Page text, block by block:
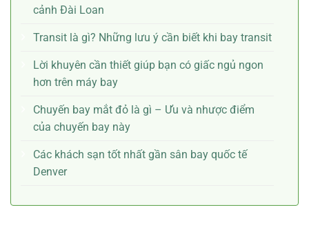
cảnh Đài Loan
Transit là gì? Những lưu ý cần biết khi bay transit
Lời khuyên cần thiết giúp bạn có giấc ngủ ngon
hơn trên máy bay
Chuyến bay mắt đỏ là gì – Ưu và nhược điểm
của chuyến bay này
Các khách sạn tốt nhất gần sân bay quốc tế
Denver